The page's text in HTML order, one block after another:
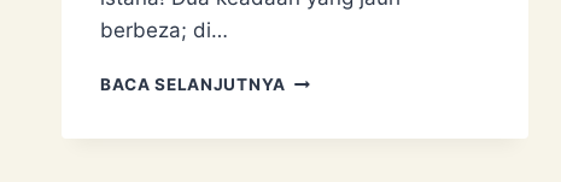
berbeza; di…
BACA SELANJUTNYA KAMI